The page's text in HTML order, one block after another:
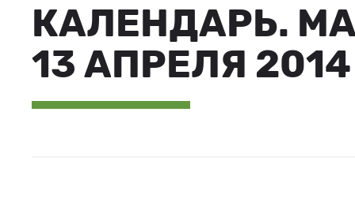
КАЛЕНДАРЬ.
13 АПРЕЛЯ